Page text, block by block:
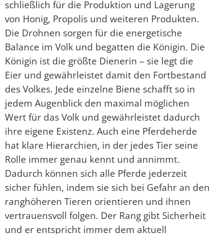
schließlich für die Produktion und Lagerung
von Honig, Propolis und weiteren Produkten.
Die Drohnen sorgen für die energetische
Balance im Volk und begatten die Königin. Die
Königin ist die größte Dienerin – sie legt die
Eier und gewährleistet damit den Fortbestand
des Volkes. Jede einzelne Biene schafft so in
jedem Augenblick den maximal möglichen
Wert für das Volk und gewährleistet dadurch
ihre eigene Existenz. Auch eine Pferdeherde
hat klare Hierarchien, in der jedes Tier seine
Rolle immer genau kennt und annimmt.
Dadurch können sich alle Pferde jederzeit
sicher fühlen, indem sie sich bei Gefahr an den
ranghöheren Tieren orientieren und ihnen
vertrauensvoll folgen. Der Rang gibt Sicherheit
und er entspricht immer dem aktuell